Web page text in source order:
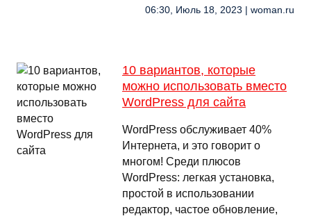
06:30, Июль 18, 2023 | woman.ru
10 вариантов, которые
можно использовать вместо
WordPress для сайта
WordPress обслуживает 40%
Интернета, и это говорит о
многом! Среди плюсов
WordPress: легкая установка,
простой в использовании
редактор, частое обновление,